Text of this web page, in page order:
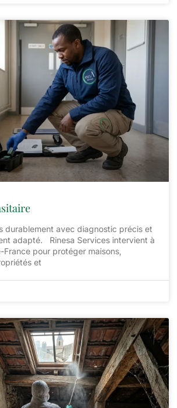
durablement avec diagnostic précis et
adapté. Rinesa Services intervient à
France pour protéger maisons,
et